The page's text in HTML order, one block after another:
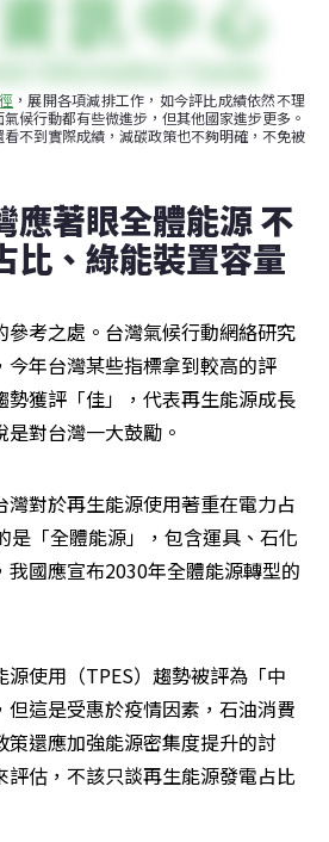
，展開各項減排工作，如今評比成績依然不理
候行動都有些微進步，但其他國家進步更多。
不到實際成績，減碳政策也不夠明確，不免被
應著眼全體能源 不
比、綠能裝置容量
參考之處。台灣氣候行動網絡研究
今年台灣某些指標拿到較高的評
勢獲評「佳」，代表再生能源成長
對台灣一大鼓勵。
對於再生能源使用著重在電力占
是「全體能源」，包含運具、石化
我國應宣布2030年全體能源轉型的
使用（TPES）趨勢被評為「中
這是受惠於疫情因素，石油消費
策還應加強能源密集度提升的討
評估，不該只談再生能源發電占比